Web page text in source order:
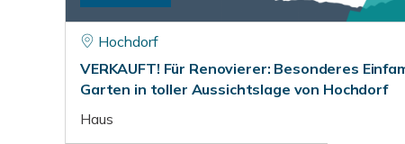
Hochdorf
VERKAUFT! Für Renovierer: Besonderes
Garten in toller Aussichtslage von Hochdorf
Haus